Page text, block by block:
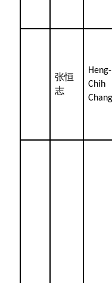
张恒
志
Heng-
Chih
Chang